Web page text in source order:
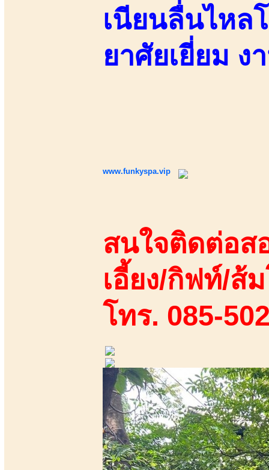
เนียนลื่นไหล
ยาศัยเยี่ยม ง
www.funkyspa.vip
สนใจติดต่อส
เอี้ยง/กิฟท์/ส้
โทร. 085-